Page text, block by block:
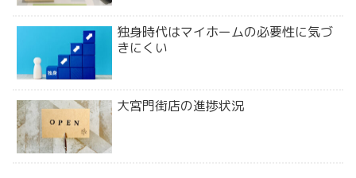
独身時代はマイホームの必要性に気づ
きにくい
大宮門街店の進捗状況